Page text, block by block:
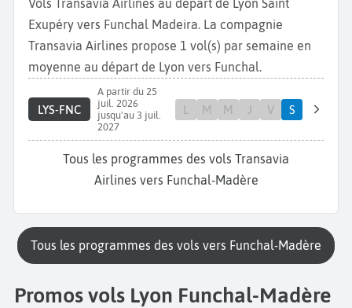
Vols Transavia Airlines au départ de Lyon Saint
Exupéry vers Funchal Madeira. La compagnie
Transavia Airlines propose 1 vol(s) par semaine en
moyenne au départ de Lyon vers Funchal.
LYS-FNC
A partir du 25
juil. 2026
jusqu'au 3 juil.
2027
L M M J V S
Tous les programmes des vols Transavia
Airlines vers Funchal-Madère
Tous les programmes des vols vers Funchal-Madère
Promos vols Lyon Funchal-Madère